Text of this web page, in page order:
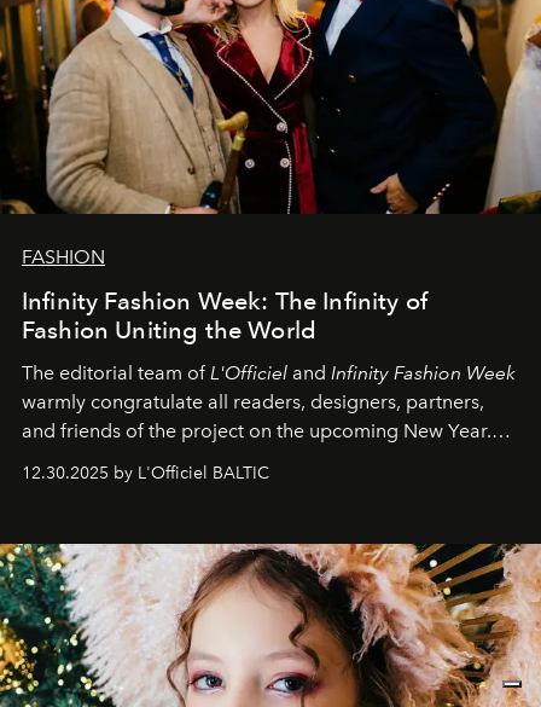
FASHION
Infinity Fashion Week: The Infinity of
Fashion Uniting the World
The editorial team ofL'Officiel and Infinity Fashion Week
warmly congratulate all readers, designers, partners,
and friends of the project on the upcoming New Year.
May 2026 bring growth, inspiration, bold ideas, and new
achievements.
12.30.2025 by L'Officiel BALTIC